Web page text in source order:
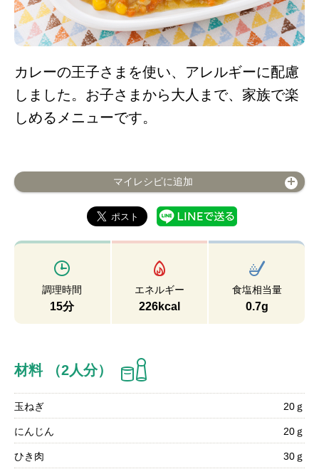
カレーの王子さまを使い、アレルギーに配慮
しました。お子さまから大人まで、家族で楽
しめるメニューです。
マイレシピに追加
調理時間
15分
エネルギー
226kcal
食塩相当量
0.7g
材料 （2人分）
玉ねぎ 20ｇ
にんじん 20ｇ
ひき肉 30ｇ